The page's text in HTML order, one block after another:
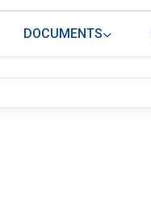
DOCUMENTS